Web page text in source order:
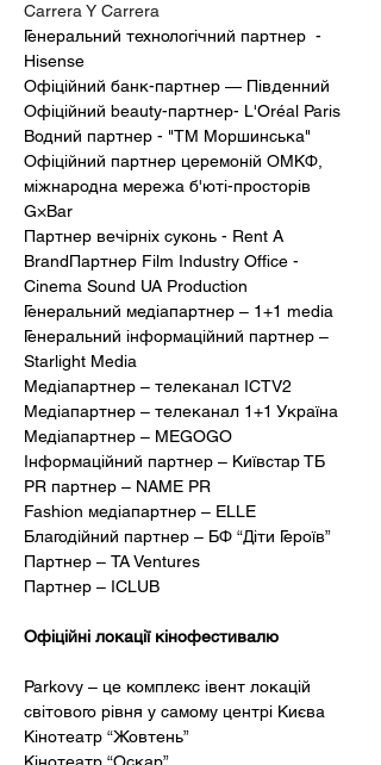
Carrera Y Carrera
Генеральний технологічний партнер  -
Hisense
Офіційний банк-партнер — Південний
Офіційний beauty-партнер- L'Oréal Paris
Водний партнер - "ТМ Моршинська"
Офіційний партнер церемоній ОМКФ,
міжнародна мережа б'юті-просторів
G×Bar
Партнер вечірніх суконь - Rent A
BrandПартнер Film Industry Office -
Cinema Sound UA Production
Генеральний медіапартнер – 1+1 media
Генеральний інформаційний партнер –
Starlight Media
Медіапартнер – телеканал ICTV2
Медіапартнер – телеканал 1+1 Україна
Медіапартнер – MEGOGO
Інформаційний партнер – Київстар ТБ
PR партнер – NAME PR
Fashion медіапартнер – ELLE
Благодійний партнер – БФ “Діти Героїв”
Партнер – TA Ventures
Партнер – ICLUB
Офіційні локації кінофестивалю
Parkovy – це комплекс івент локацій
світового рівня у самому центрі Києва
Кінотеатр “Жовтень”